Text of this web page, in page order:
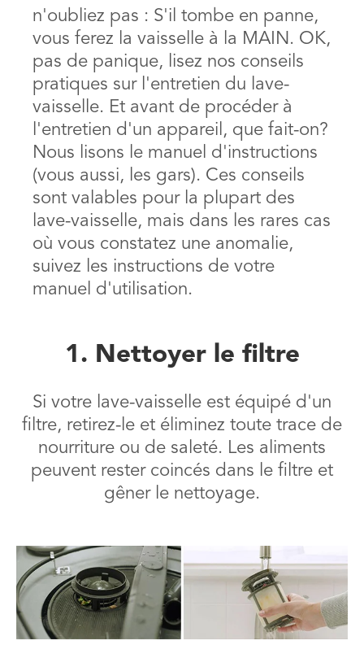
n'oubliez pas : S'il tombe en panne,
vous ferez la vaisselle à la MAIN. OK,
pas de panique, lisez nos conseils
pratiques sur l'entretien du lave-
vaisselle. Et avant de procéder à
l'entretien d'un appareil, que fait-on?
Nous lisons le manuel d'instructions
(vous aussi, les gars). Ces conseils
sont valables pour la plupart des
lave-vaisselle, mais dans les rares cas
où vous constatez une anomalie,
suivez les instructions de votre
manuel d'utilisation.
1. Nettoyer le filtre
Si votre lave-vaisselle est équipé d'un
filtre, retirez-le et éliminez toute trace de
nourriture ou de saleté. Les aliments
peuvent rester coincés dans le filtre et
gêner le nettoyage.